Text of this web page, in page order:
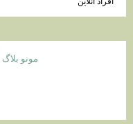
مونو بلاگ